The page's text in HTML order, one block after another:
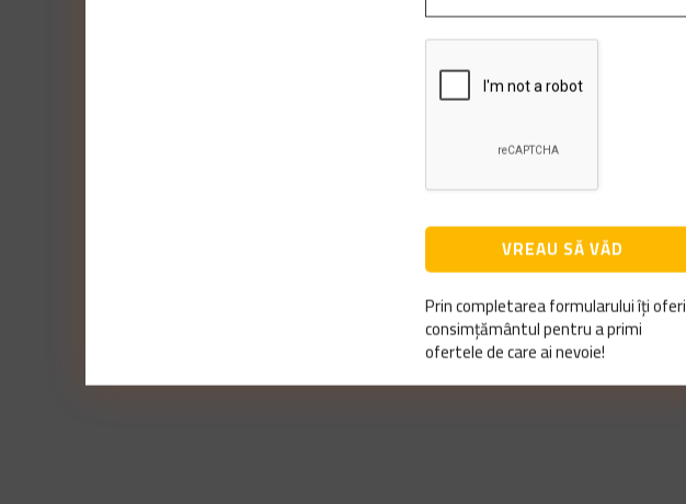
Prin completarea formularului îți oferi
consimțământul pentru a primi
ofertele de care ai nevoie!